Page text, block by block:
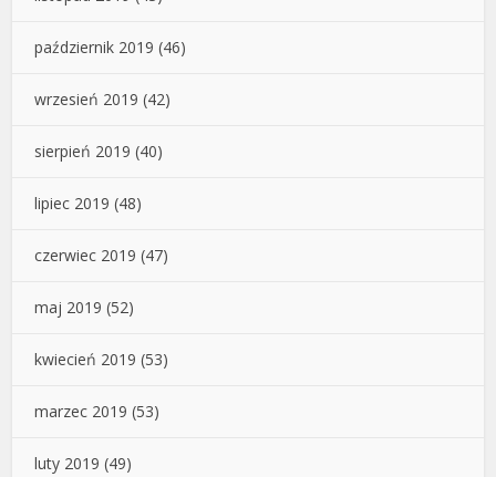
październik 2019 (46)
wrzesień 2019 (42)
sierpień 2019 (40)
lipiec 2019 (48)
czerwiec 2019 (47)
maj 2019 (52)
kwiecień 2019 (53)
marzec 2019 (53)
luty 2019 (49)